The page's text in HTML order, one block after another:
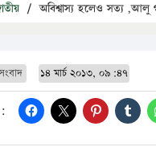
/ অবিশ্বাস্য হলেও সত্য ,আলু
১৪ মার্চ ২০১৩, ০৯:৪৭